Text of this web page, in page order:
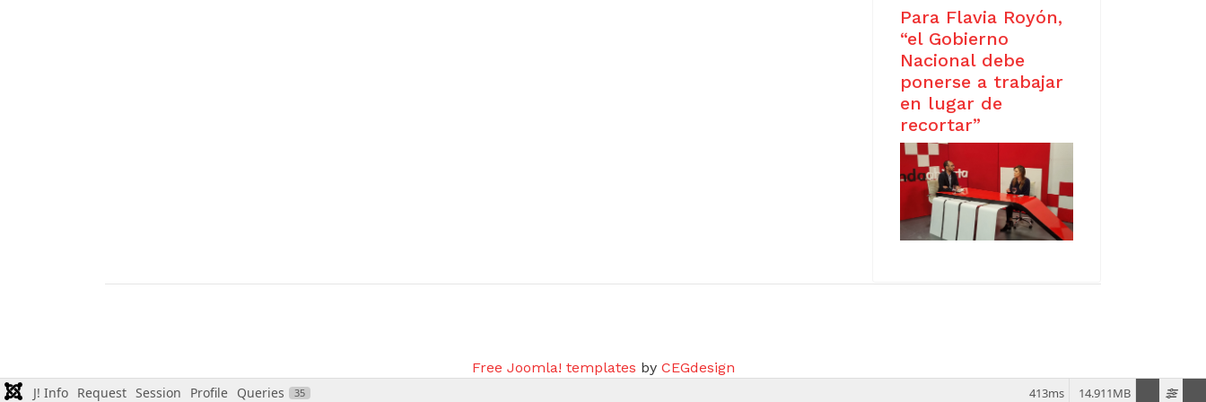
Para Flavia Royón,
“el Gobierno
Nacional debe
ponerse a trabajar
en lugar de
recortar”
Free Joomla! templates by CEGdesign
J! Info Request Session Profile Queries 35 14.911MB
413ms